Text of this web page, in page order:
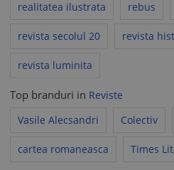
realitatea ilustrata rebus
revista secolul 20 revista
revista luminita
Top branduri in Reviste
Vasile Alecsandri
Colectiv
cartea romaneasca Times